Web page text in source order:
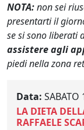
NOTA:non sei
presentarti il
se si sono liberati
assistere agli
piedi nella zona
Data:
LA DIETA
RAFFAELE